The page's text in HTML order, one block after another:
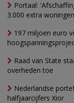
Portaal:
3.000 extra
197 miljoen euro
Raad van State
overheden toe
Nederlandse
halfjaarcijfers Xior